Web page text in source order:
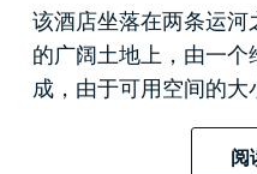
该酒店坐落在两条运
的广阔土地上，由一
成，由于可用空间的
提供了完美的隐私，
木质结构，配有日光浴阅